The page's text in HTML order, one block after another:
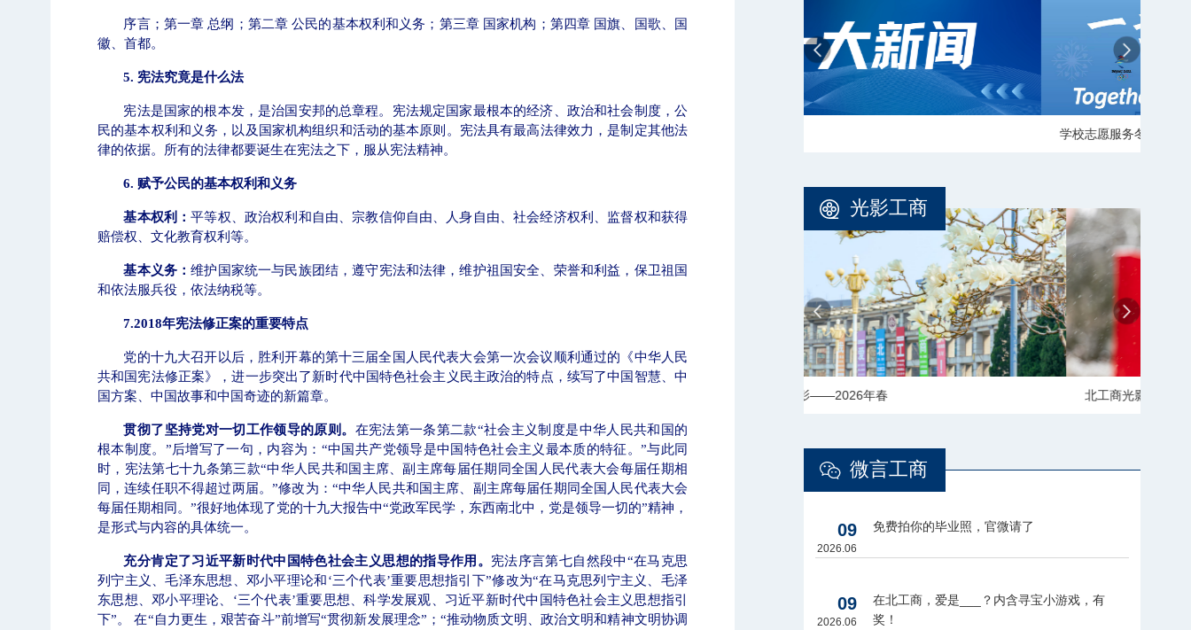
序言；第一章 总纲；第二章 公民的基本权利和义务；第三章 国家机构；第四章 国旗、国歌、国
徽、首都。
5. 宪法究竟是什么法
宪法是国家的根本发，是治国安邦的总章程。宪法规定国家最根本的经济、政治和社会制度，公
民的基本权利和义务，以及国家机构组织和活动的基本原则。宪法具有最高法律效力，是制定其他法
律的依据。所有的法律都要诞生在宪法之下，服从宪法精神。
6.赋予公民的基本权利和义务
基本权利：平等权、 政治权利和自由、 宗教信仰自由、 人身自由、社会经济权利
监督权和获得
赔偿权、文化教育权利等。
基本义务：维护国家统一与民族团结，遵守宪法和法律，维护祖国安全、荣誉和利益，保卫祖国
和依法服兵役， 依法纳税等。
7.2018年宪法修正案的重要特点
党的十九大召开以后，胜利开幕的第十三届全国人民代表大会第一次会议顺利通过的《中华人民
共和国宪法修正案》，进一步突出了新时代中国特色社会主义民主政治的特点，续写了中国智慧、中
国方案、中国故事和中国奇迹的新篇章。
贯彻了坚持党对一切工作领导的原则。 在宪法第一条第二款“社会主义制度是中华人民共和国的
根本制度。”后增写了一句，内容为：“中国共产党领导是中国特色社会主义最本质的特征。”与此同
时，宪法第七十九条第三款“中华人民共和国主席、副主席每届任期同全国人民代表大会每届任期相
同，连续任职不得超过两届。”修改为：“中华人民共和国主席、副主席每届任期同全国人民代表大会
每届任期相同。”很好地体现了党的十九大报告中“党政军民学，东西南北中，党是领导一切的”精神，
是形式与内容的具体统一。
充分肯定了习近平新时代中国特色社会主义思想的指导作用。 宪法序言第七自然段中“在马克思
列宁主义、毛泽东思想、邓小平理论和‘三个代表’重要思想指引下”修改为“在马克思列宁主义、毛泽
东思想、邓小平理论、‘三个代表’重要思想、科学发展观、习近平新时代中国特色社会主义思想指引
下”。 在“自力更生，艰苦奋斗”前增写“贯彻新发展理念”；“推动物质文明、政治文明和精神文明协调
【审核评估】新一轮本科教育教学审核评估工作 历年十大新闻
光影工商
北工商光影——2026年北工商的夏 北工商光影——2025年冬天
微言工商
09
2026.06
免费拍你的毕业照，官微请了
09
2026.06
在北工商，爱是___？内含寻宝小游戏，有
奖！